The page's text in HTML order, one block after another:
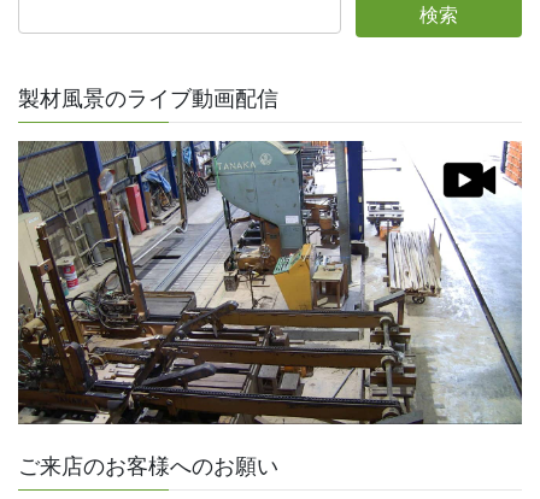
製材風景のライブ動画配信
ご来店のお客様へのお願い